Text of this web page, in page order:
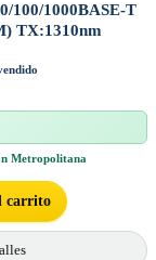
100/1000BASE-T
TX:1310nm
Metropolitana
carrito